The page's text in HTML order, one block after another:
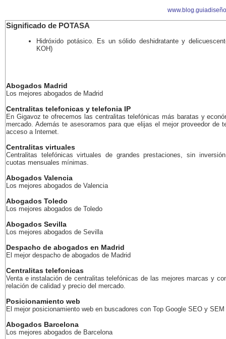
Significado de POTASA
Hidróxido potásico. Es un sólido deshidratante y
KOH)
Abogados Madrid
Los mejores abogados de Madrid
Centralitas telefonicas y telefonia IP
En Gigavoz te ofrecemos las centralitas telefónicas más baratas y
mercado. Además te asesoramos para que elijas el mejor proveedor de
acceso a Internet.
Centralitas virtuales
Centralitas telefónicas virtuales de grandes prestaciones, sin
cuotas mensuales mínimas.
Abogados Valencia
Los mejores abogados de Valencia
Abogados Toledo
Los mejores abogados de Toledo
Abogados Sevilla
Los mejores abogados de Sevilla
Despacho de abogados en Madrid
El mejor despacho de abogados de Madrid
Centralitas telefonicas
Venta e instalación de centralitas telefónicas de las mejores marcas y
relación de calidad y precio del mercado.
Posicionamiento web
El mejor posicionamiento web en buscadores con Top Google SEO y SEM
Abogados Barcelona
Los mejores abogados de Barcelona